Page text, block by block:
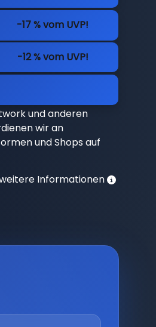
-17 % vom UVP!
-12 % vom UVP!
und anderen
wir an
und Shops auf
Informationen